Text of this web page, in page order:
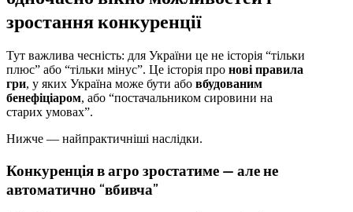
зростання конкуренції
Тут важлива чесність: для України це не історія “тільки
плюс” або “тільки мінус”. Це історія про нові правила
гри, у яких Україна може бути або вбудованим
бенефіціаром, або “постачальником сировини на
старих умовах”.
Нижче — найпрактичніші наслідки.
Конкуренція в агро зростатиме — але не
автоматично “вбивча”